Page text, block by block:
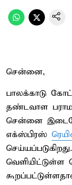
சென்னை,
பாலக்காடு
தண்டவாள
சென்னை
எக்ஸ்பிரஸ்
வெளியிட்டுள்ள